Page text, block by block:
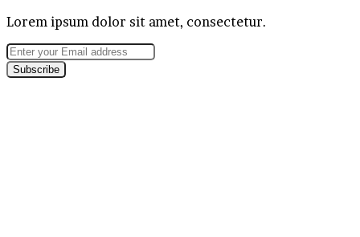
Lorem ipsum dolor sit amet, consectetur.
Enter
your
Email